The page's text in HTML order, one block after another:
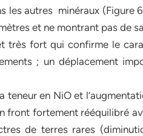
les autres minéraux (Figure
et ne montrant pas de
très fort qui confirme le
; un déplacement
en NiO et
front fortement rééquilibré
de terres rares